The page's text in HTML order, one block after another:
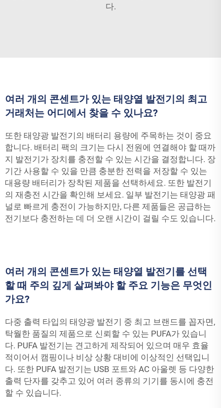
다.
여러 개의 콘센트가 있는 태양열 발전기의 최고
거래처는 어디에서 찾을 수 있나요?
또한 태양광 발전기의 배터리 용량에 주목하는 것이 중요
합니다. 배터리 팩의 크기는 다시 전원에 연결해야 할 때까
지 발전기가 장치를 충전할 수 있는 시간을 결정합니다. 장
기간 사용할 수 있을 만큼 충분한 전력을 저장할 수 있는
대용량 배터리가 장착된 제품을 선택하세요. 또한 발전기
의 재충전 시간을 확인해 보세요. 일부 발전기는 태양광 패
널로 빠르게 충전이 가능하지만, 다른 제품들은 공급하는
전기보다 충전하는 데 더 오랜 시간이 걸릴 수도 있습니다.
여러 개의 콘센트가 있는 태양열 발전기를 선택
할 때 주의 깊게 살펴봐야 할 주요 기능은 무엇인
가요?
다중 출력 타입의 태양광 발전기 중 최고 브랜드를 꼽자면,
탁월한 품질의 제품으로 신뢰할 수 있는 PUFA가 있습니
다. PUFA 발전기는 견고하게 제작되어 있으며 매우 효율
적이어서 캠핑이나 비상 상황 대비에 이상적인 선택입니
다. 또한 PUFA 발전기는 USB 포트와 AC 아울렛 등 다양한
출력 단자를 갖추고 있어 여러 종류의 기기를 동시에 충전
할 수 있습니다.